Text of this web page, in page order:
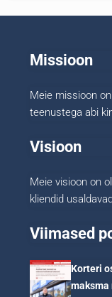
Missioon
Meie missioon
teenustega abi
Visioon
Meie visioon on
kliendid
Viimased
Korteri
maksma